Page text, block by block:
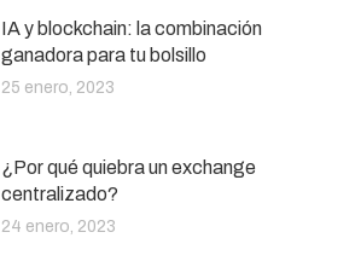
IA y blockchain: la combinación
ganadora para tu bolsillo
25 enero, 2023
¿Por qué quiebra un exchange
centralizado?
24 enero, 2023